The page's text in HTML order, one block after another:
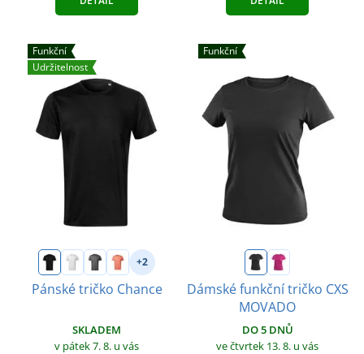
Funkční
Udržitelnost
+2
Pánské tričko Chance
SKLADEM
v pátek 7. 8. u vás
Funkční
Dámské funkční tričko CXS
MOVADO
DO 5 DNŮ
ve čtvrtek 13. 8. u vás